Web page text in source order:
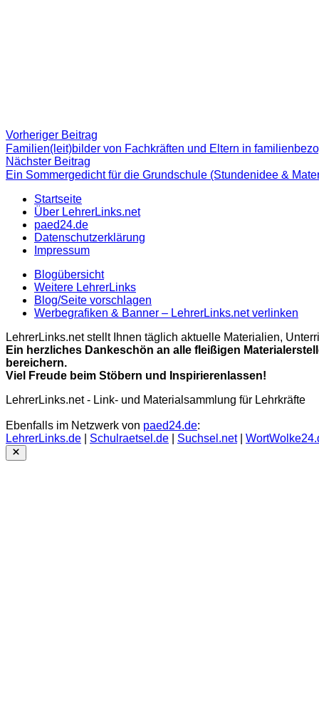
Beitragsnavigation
Vorheriger Beitrag
Beitrag:
Familien(leit)bilder von Fachkräften und Eltern in
Nächster Beitrag
Beitrag
Ein Sommergedicht für die Grundschule (Stundenidee &
Startseite
Über LehrerLinks.net
paed24.de
Datenschutzerklärung
Impressum
Blogübersicht
Weitere LehrerLinks
Blog/Seite vorschlagen
Werbegrafiken & Banner – LehrerLinks.net verlinken
LehrerLinks.net stellt Ihnen täglich aktuelle Materialien,
Ein herzliches Dankeschön an alle fleißigen
bereichern.
Viel Freude beim Stöbern und Inspirierenlassen!
LehrerLinks.net - Link- und Materialsammlung für Lehrkräfte
Ebenfalls im Netzwerk von paed24.de:
LehrerLinks.de
Schulraetsel.de Suchsel.net|
Close